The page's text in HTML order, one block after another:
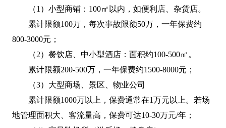
（1）小型商铺：100㎡以内，如便利店、杂货店。
累计限额100万，每次事故限额50万，一年保费约
800-3000元；
（2）餐饮店、中小型酒店：面积约100-500㎡。
累计限额200-500万，一年保费约1500-8000元；
（3）大型商场、景区、物业公司
累计限额1000万以上，保费通常在1万元以上。若场
地管理面积大、客流量高，保费可达10-30万元/年；